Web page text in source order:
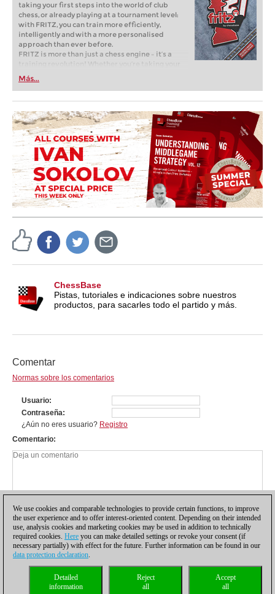
taking your first steps into the world of club
chess, or already playing at a tournament level:
with FRITZ, you can train more efficiently,
intelligently and with a more personalised
approach than ever before.
FRITZ is more than just a chess engine – it’s a
training revolution! Whether you’re taking your
first steps into the world of club chess, or already
playing at a tournament level: with FRITZ, you can
train more efficiently, intelligently and with a
more personalised approach than ever before.
Más...
ChessBase
Pistas, tutoriales e indicaciones sobre nuestros
productos, para sacarles todo el partido y más.
Comentar
Normas sobre los comentarios
Usuario
Contraseña
¿Aún no eres usuario? Registro
Comentario
Política de privacidad |Para contactar Cookies Management
Licencias
Compliance Hotline
We use cookies and comparable technologies to provide certain functions, to improve
the user experience and to offer interest-oriented content. Depending on their intended
use, analysis cookies and marketing cookies may be used in addition to technically
required cookies. Here you can make detailed settings or revoke your consent (if
necessary partially) with effect for the future. Further information can be found in our
data protection declaration.
Accept
all
Reject
all
Detailed
information